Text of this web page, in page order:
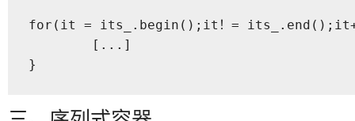
for(it = its_.begin();it！=
}